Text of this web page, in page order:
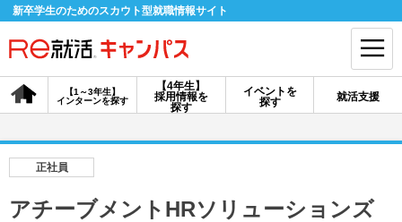
新卒学生のためのスカウト型就職情報サイト
【4年生】
採用情報を
探す
【1～3年生】
インターンを探す
イベントを
探す
就活支援
会員登録 ログイン
正社員
アチーブメントHRソリューションズ